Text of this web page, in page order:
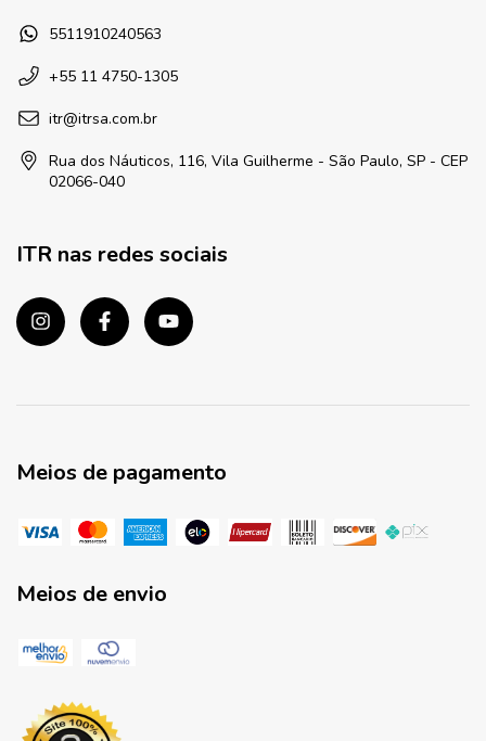
5511910240563
+55 11 4750-1305
itr@itrsa.com.br
Rua dos Náuticos, 116, Vila Guilherme - São Paulo, SP - CEP
02066-040
ITR nas redes sociais
Meios de pagamento
Meios de envio